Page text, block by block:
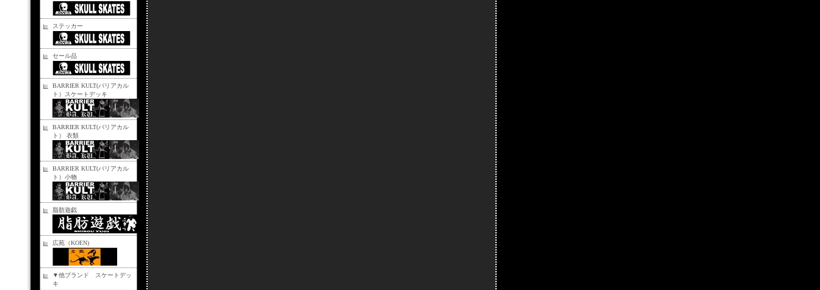
ステッカー
セール品
BARRIER KULT(バリアカル
ト）スケートデッキ
BARRIER KULT(バリアカル
ト） 衣類
BARRIER KULT(バリアカル
ト）小物
脂肪遊戯
広苑（KOEN)
▼他ブランド スケートデッ
キ